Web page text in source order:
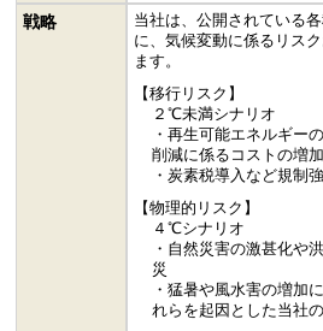
戦略
当社は、公開されている
に、気候変動に係るリス
ます。
【移行リスク】
２℃未満シナリオ
・再生可能エネルギー
削減に係るコストの増加
・炭素税導入など規制
【物理的リスク】
４℃シナリオ
・自然災害の激甚化や
災
・猛暑や風水害の増加
れらを起因とした当社